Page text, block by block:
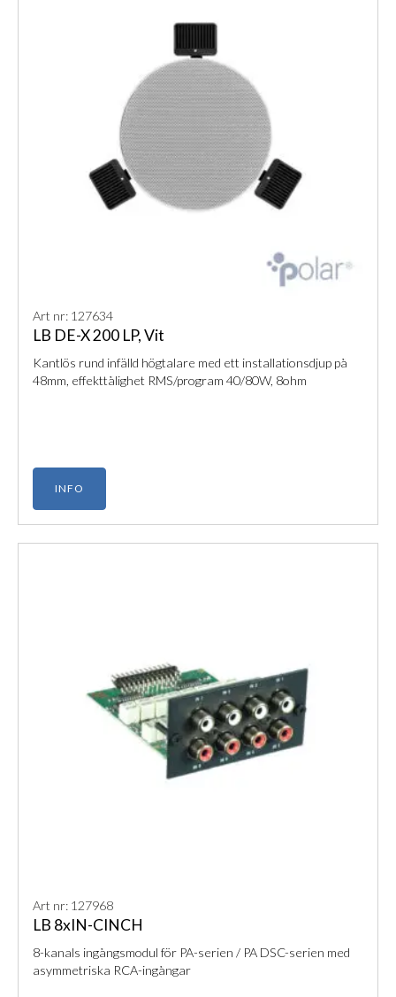
Art nr: 127634
LB DE-X 200 LP, Vit
Kantlös rund infälld högtalare med ett installationsdjup på
48mm, effekttålighet RMS/program 40/80W, 8ohm
INFO
Art nr: 127968
LB 8xIN-CINCH
8-kanals ingångsmodul för PA-serien / PA DSC-serien med
asymmetriska RCA-ingångar